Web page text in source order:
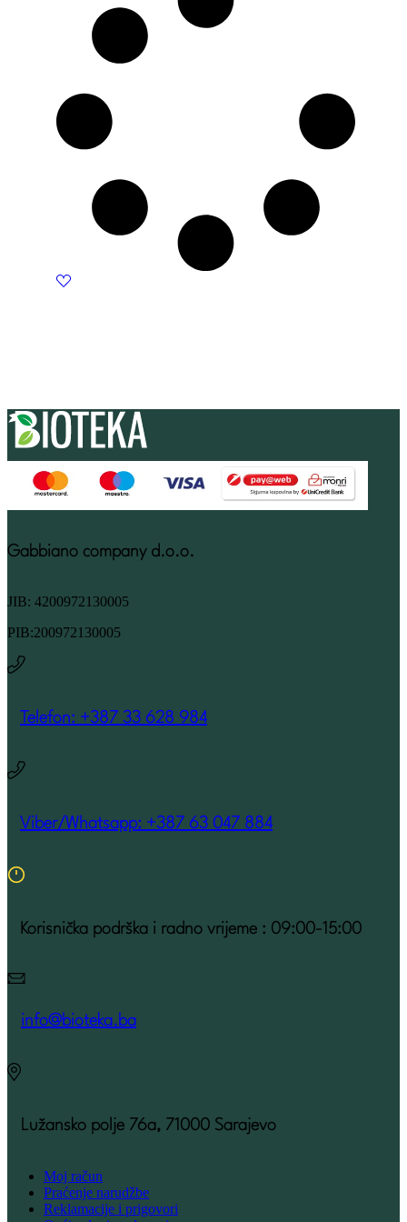
Gabbiano company d.o.o.
JIB: 4200972130005
PIB:200972130005
Telefon: +387 33 628 984
Viber/Whatsapp: +387 63 047 884
Korisnička podrška i radno vrijeme : 09:00-15:00
info@bioteka.ba
Lužansko polje 76a, 71000 Sarajevo
Moj račun
Praćenje narudžbe
Reklamacije i prigovori